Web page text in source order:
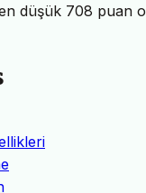
düşük 708 puan